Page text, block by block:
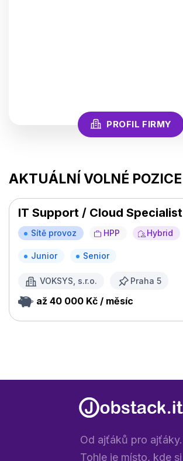
PROFIL FIRMY
AKTUÁLNÍ VOLNÉ POZICE
IT Support / Cloud Specialist
Sítě provoz HPP Hybrid
Junior Senior
VOKSYS, s.r.o. Praha 5
až 40 000 Kč / měsíc
Od ajťáků pro ajťáky.
Tohle je místo, kde si